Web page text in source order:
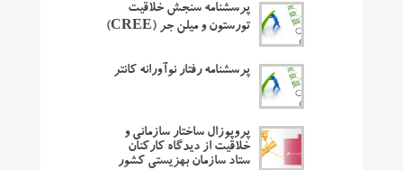
پرسشنامه سنجش خلاقیت
تورستون و میلن جر (CREE)
پرسشنامه رفتار نوآورانه کانتر
پروپوزال ساختار سازمانی و
خلاقیت از دیدگاه کارکنان
ستاد سازمان بهزیستی کشور